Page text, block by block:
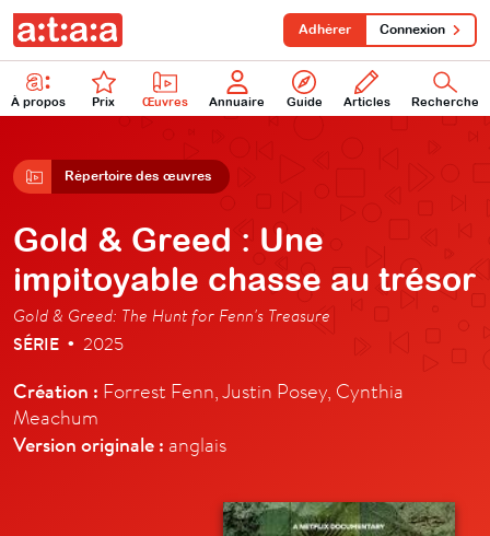
À propos Prix Œuvres Annuaire Guide Articles Recherche
Adhérer Connexion
Répertoire des œuvres
Gold & Greed : Une
impitoyable chasse au trésor
Gold & Greed: The Hunt for Fenn's Treasure
SÉRIE • 2025
Création : Forrest Fenn, Justin Posey, Cynthia
Meachum
Version originale : anglais